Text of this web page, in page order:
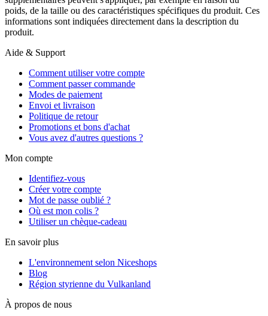
poids, de la taille ou des caractéristiques spécifiques du produit. Ces
informations sont indiquées directement dans la description du
produit.
Aide & Support
Comment utiliser votre compte
Comment passer commande
Modes de paiement
Envoi et livraison
Politique de retour
Promotions et bons d'achat
Vous avez d'autres questions ?
Mon compte
Identifiez-vous
Créer votre compte
Mot de passe oublié ?
Où est mon colis ?
Utiliser un chèque-cadeau
En savoir plus
L'environnement selon Niceshops
Blog
Région styrienne du Vulkanland
À propos de nous